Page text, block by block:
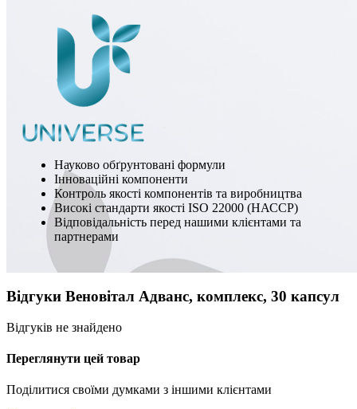
Науково обґрунтовані формули
Інноваційні компоненти
Контроль якості компонентів та виробництва
Високі стандарти якості ISO 22000 (НАССР)
Відповідальність перед нашими клієнтами та
партнерами
Відгуки Веновітал Адванс, комплекс, 30 капсул
Відгуків не знайдено
Переглянути цей товар
Поділитися своїми думками з іншими клієнтами